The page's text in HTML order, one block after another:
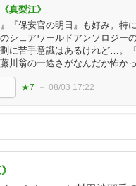
真梨江》
『保安官の明日』も好み。特
シェアワールドアンソロジー
に苦手意識はあるけれど…。
川翁の一途さがなんだか怖か
★7 08/03 17:22